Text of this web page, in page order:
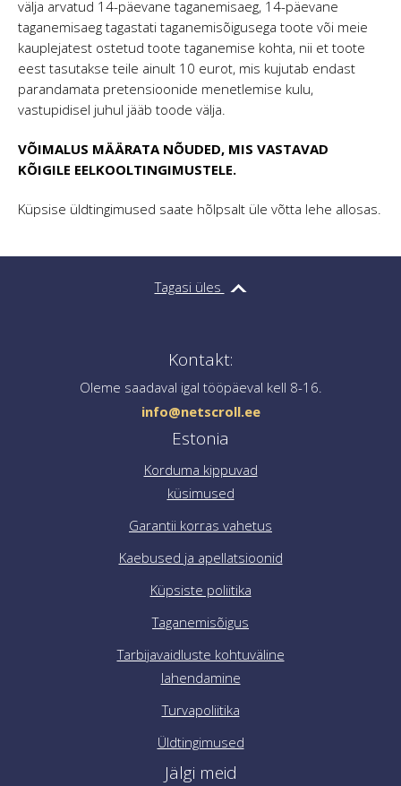
välja arvatud 14-päevane taganemisaeg, 14-päevane
taganemisaeg tagastati taganemisõigusega toote või meie
kauplejatest ostetud toote taganemise kohta, nii et toote
eest tasutakse teile ainult 10 eurot, mis kujutab endast
parandamata pretensioonide menetlemise kulu,
vastupidisel juhul jääb toode välja.
VÕIMALUS MÄÄRATA NÕUDED, MIS VASTAVAD
KÕIGILE EELKOOLTINGIMUSTELE.
Küpsise üldtingimused saate hõlpsalt üle võtta lehe allosas.
Tagasi üles
Kontakt:
Oleme saadaval igal tööpäeval kell 8-16.
info@netscroll.ee
Estonia
Korduma kippuvad
küsimused
Garantii korras vahetus
Kaebused ja apellatsioonid
Küpsiste poliitika
Taganemisõigus
Tarbijavaidluste kohtuväline
lahendamine
Turvapoliitika
Üldtingimused
Jälgi meid